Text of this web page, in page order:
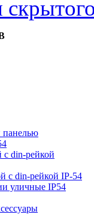
din-рейкой
с din-рейкой IP-54
уличные IP54